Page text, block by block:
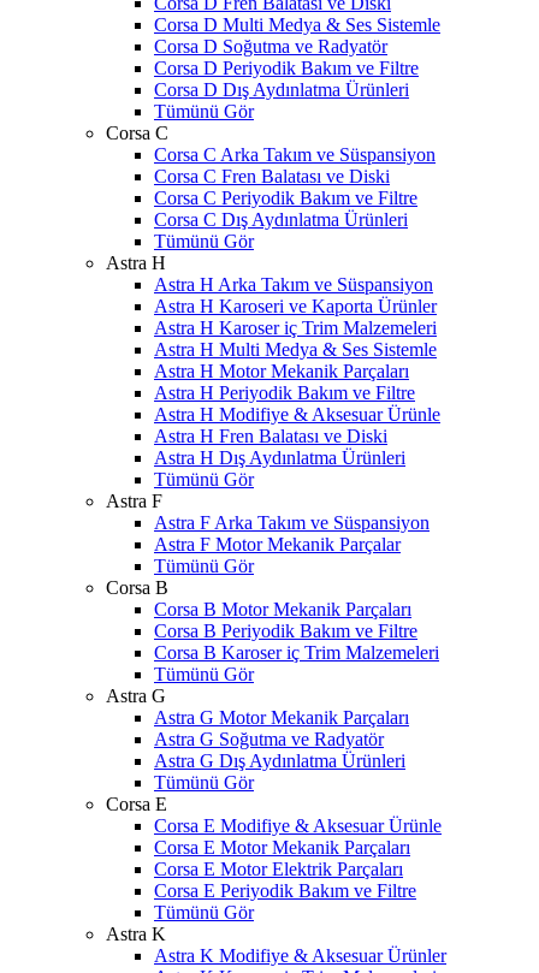
Corsa D Multi Medya & Ses Sistemle
Corsa D Soğutma ve Radyatör
Corsa D Periyodik Bakım ve Filtre
Corsa D Dış Aydınlatma Ürünleri
Tümünü Gör
Corsa C
Corsa C Arka Takım ve Süspansiyon
Corsa C Fren Balatası ve Diski
Corsa C Periyodik Bakım ve Filtre
Corsa C Dış Aydınlatma Ürünleri
Tümünü Gör
Astra H
Astra H Arka Takım ve Süspansiyon
Astra H Karoseri ve Kaporta Ürünler
Astra H Karoser iç Trim Malzemeleri
Astra H Multi Medya & Ses Sistemle
Astra H Motor Mekanik Parçaları
Astra H Periyodik Bakım ve Filtre
Astra H Modifiye & Aksesuar Ürünle
Astra H Fren Balatası ve Diski
Astra H Dış Aydınlatma Ürünleri
Tümünü Gör
Astra F
Astra F Arka Takım ve Süspansiyon
Astra F Motor Mekanik Parçalar
Tümünü Gör
Corsa B
Corsa B Motor Mekanik Parçaları
Corsa B Periyodik Bakım ve Filtre
Corsa B Karoser iç Trim Malzemeleri
Tümünü Gör
Astra G
Astra G Motor Mekanik Parçaları
Astra G Soğutma ve Radyatör
Astra G Dış Aydınlatma Ürünleri
Tümünü Gör
Corsa E
Corsa E Modifiye & Aksesuar Ürünle
Corsa E Motor Mekanik Parçaları
Corsa E Motor Elektrik Parçaları
Corsa E Periyodik Bakım ve Filtre
Tümünü Gör
Astra K
Astra K Modifiye & Aksesuar Ürünler